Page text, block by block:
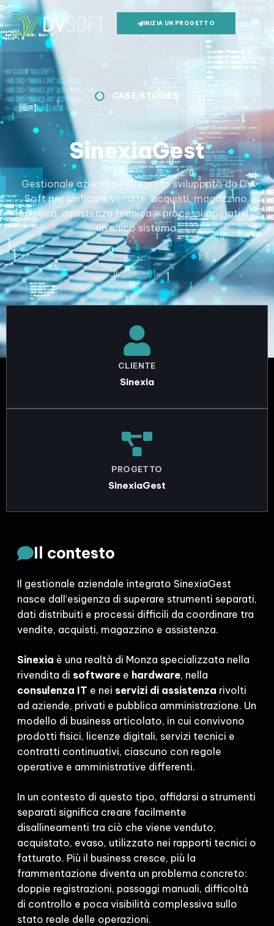
INIZIA UN PROGETTO
CASE STUDIES
SinexiaGest
Gestionale aziendale integrato sviluppato da DV
Soft per unificare vendite, acquisti, magazzino,
logistica, assistenza tecnica e processi operativi in
un unico sistema.
CLIENTE
Sinexia
PROGETTO
SinexiaGest
Il contesto
Il gestionale aziendale integrato SinexiaGest
nasce dall’esigenza di superare strumenti separati,
dati distribuiti e processi difficili da coordinare tra
vendite, acquisti, magazzino e assistenza.
Sinexia è una realtà di Monza specializzata nella
rivendita di software e hardware, nella
consulenza IT e nei servizi di assistenza rivolti
ad aziende, privati e pubblica amministrazione. Un
modello di business articolato, in cui convivono
prodotti fisici, licenze digitali, servizi tecnici e
contratti continuativi, ciascuno con regole
operative e amministrative differenti.
In un contesto di questo tipo, affidarsi a strumenti
separati significa creare facilmente
disallineamenti tra ciò che viene venduto,
acquistato, evaso, utilizzato nei rapporti tecnici o
fatturato. Più il business cresce, più la
frammentazione diventa un problema concreto:
doppie registrazioni, passaggi manuali, difficoltà
di controllo e poca visibilità complessiva sullo
stato reale delle operazioni.